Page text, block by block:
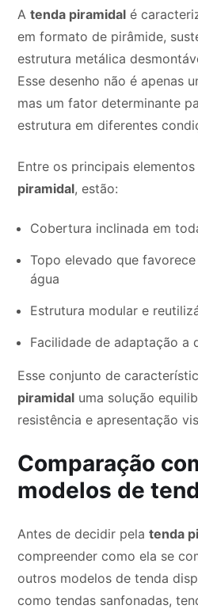
Atenda piramidal é
em formato de pirâmide,
estrutura metálica
Esse desenho não é apenas
mas um fator determinante
estrutura em diferentes
Entre os principais
piramidal, estão:
Cobertura inclinada em
Topo elevado que
água
Estrutura modular e
Facilidade de adaptação a
Esse conjunto de
piramidal uma solução
resistência e apresentação
Comparação
modelos de
Antes de decidir pelatenda
compreender como ela se
outros modelos de tenda
como tendas sanfonadas,